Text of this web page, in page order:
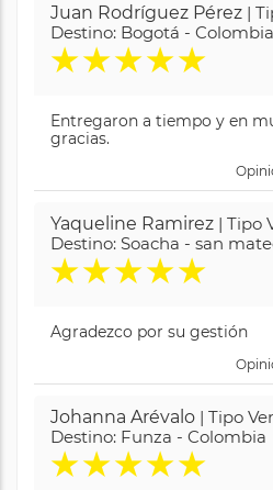
Juan Rodríguez Pérez |
Destino: Bogotá - Colombia
★★★★★
Entregaron a tiempo y en
gracias.
Yaqueline Ramirez | Tipo
Destino: Soacha - san
★★★★★
Agradezco por su gestión
Johanna Arévalo | Tipo
Destino: Funza - Colombia
★★★★★